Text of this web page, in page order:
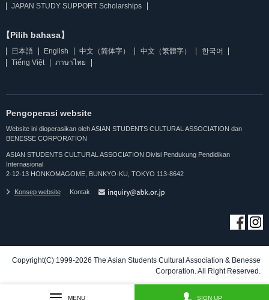
JAPAN STUDY SUPPORT Scholarships
【Pilih bahasa】
日本語 English 中文（简体字） 中文（繁體字）
한국어
Tiếng Việt
ภาษาไทย
Pengoperasi website
Website ini dioperasikan oleh ASIAN STUDENTS CULTURAL ASSOCIATION dan
BENESSE CORPORATION
ASIAN STUDENTS CULTURAL ASSOCIATION Divisi Pendukung Pendidikan
Internasional
2-12-13 HONKOMAGOME, BUNKYO-KU, TOKYO 113-8642
Konsep website Kontak
Copyright(C) 1999-2026 The Asian Students Cultural Association & Benesse
Corporation. All Right Reserved.
MENU SIGN UP